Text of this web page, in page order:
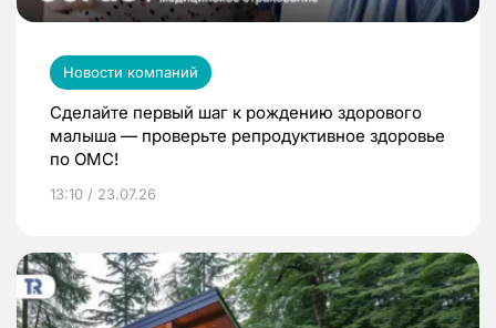
Новости компаний
Сделайте первый шаг к рождению здорового
малыша — проверьте репродуктивное здоровье
по ОМС!
13:10 / 23.07.26